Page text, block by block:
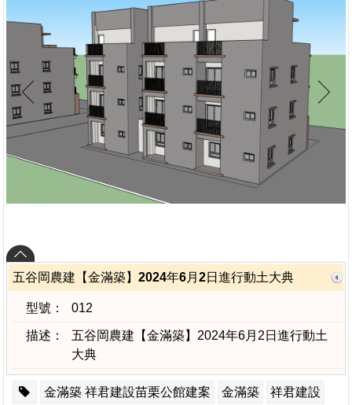
五谷岡農建【金滿築】2024年6月2日進行動土大典
型號： 012
描述：
五谷岡農建【金滿築】2024年6月2日進行動土
大典
金滿築 祥君建設苗栗公館建案 金滿築
祥君建設